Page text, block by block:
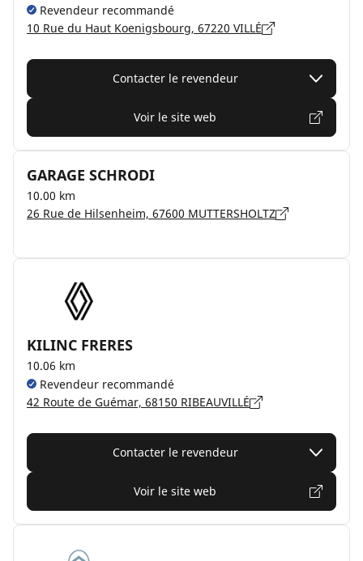
Revendeur recommandé
10 Rue du Haut Koenigsbourg, 67220 VILLÉ
Contacter le revendeur
Voir le site web
GARAGE SCHRODI
10.00 km
26 Rue de Hilsenheim, 67600 MUTTERSHOLTZ
KILINC FRERES
10.06 km
Revendeur recommandé
42 Route de Guémar, 68150 RIBEAUVILLÉ
Contacter le revendeur
Voir le site web